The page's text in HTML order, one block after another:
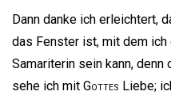
Dann danke ich erleichtert,
das Fenster ist, mit dem
Samariterin sein kann, denn
sehe ich mit Gottes Liebe;